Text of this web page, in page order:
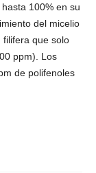
100% en su
del micelio
filifera que solo
ppm). Los
de polifenoles